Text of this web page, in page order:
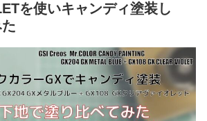
を使いキャンディ塗装し